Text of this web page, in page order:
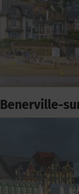
Benerville-